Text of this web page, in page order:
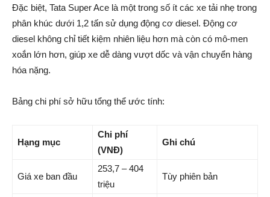
Đặc biệt, Tata Super Ace là một trong số ít các xe tải nhẹ trong
phân khúc dưới 1,2 tấn sử dụng động cơ diesel. Động cơ
diesel không chỉ tiết kiệm nhiên liệu hơn mà còn có mô-men
xoắn lớn hơn, giúp xe dễ dàng vượt dốc và vận chuyển hàng
hóa nặng.
Bảng chi phí sở hữu tổng thể ước tính:
Hạng mục
Chi phí
(VNĐ)
Ghi chú
Giá xe ban đầu
253,7 – 404
triệu
Tùy phiên bản